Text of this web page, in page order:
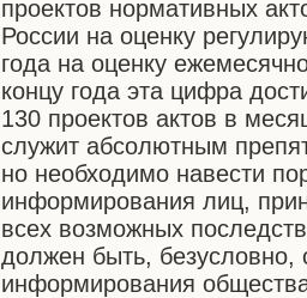
проектов нормативных
России на оценку
года на оценку
концу года эта цифра
130 проектов актов в
служит абсолютным
но необходимо навести
информирования лиц,
всех возможных
должен быть, безусловно,
информирования